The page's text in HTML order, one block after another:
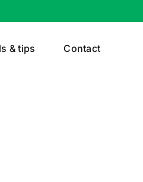
& tips Contact